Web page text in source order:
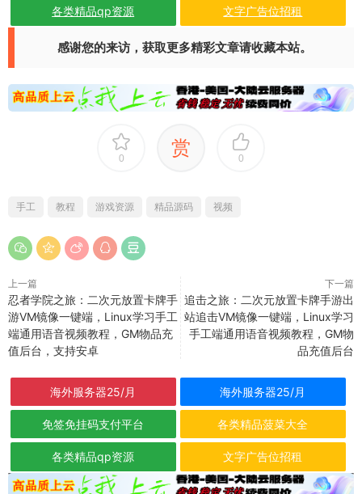
各类精品qp资源 文字广告位招租
感谢您的来访，获取更多精彩文章请收藏本站。
0 赏 0
手工 教程 游戏资源 精品源码 视频
上一篇
忍者学院之旅：二次元放置卡牌手
游VM镜像一键端，Linux学习手工
端通用语音视频教程，GM物品充
值后台，支持安卓
下一篇
追击之旅：二次元放置卡牌手游出
站追击VM镜像一键端，Linux学习
手工端通用语音视频教程，GM物
品充值后台
海外服务器25/月 海外服务器25/月
免签免挂码支付平台 各类精品菠菜大全
各类精品qp资源 文字广告位招租